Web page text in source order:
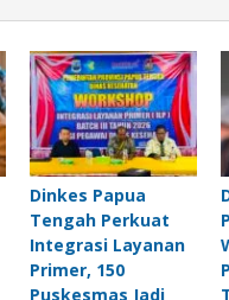
Dinkes Papua
Tengah Perkuat
Integrasi Layanan
Primer, 150
Puskesmas Jadi